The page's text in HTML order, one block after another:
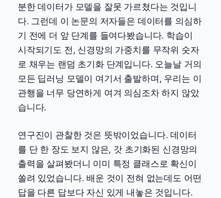
분한 데이터가 모델을 잘못 가르쳤다는 것입니
다. 그런데 이 논문의 저자들은 데이터를 의심하
기 전에 더 앞 단계를 들여다봤습니다. 학습이
시작되기도 전, 신경망의 가중치를 무작위 숫자
로 채우는 랜덤 초기화 단계입니다. 오늘날 거의
모든 딥러닝 모델이 여기서 출발하며, 우리는 이
관행을 너무 당연하게 여겨 의심조차 하지 않았
습니다.
연구진이 관찰한 것은 뜻밖이었습니다. 데이터
를 단 한 장도 보지 않은, 갓 초기화된 신경망의
출력을 살펴봤더니 이미 특정 클래스로 확신이
쏠려 있었습니다. 배운 것이 전혀 없는데도 어떤
답을 다른 답보다 자신 있게 내놓은 것입니다.